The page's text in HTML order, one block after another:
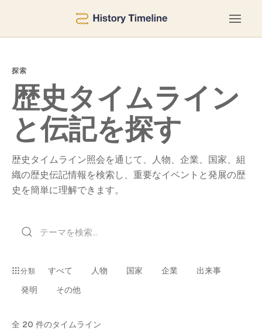
探索
歴史タイムライン
と伝記を探す
歴史タイムライン照会を通じて、人物、企業、国家、組
織の歴史伝記情報を検索し、重要なイベントと発展の歴
史を簡単に理解できます。
分類 すべて 人物 国家 企業
出来事
発明
その他
全 20 件のタイムライン